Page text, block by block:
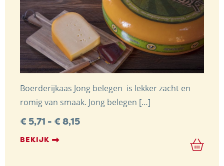
Boerderijkaas Jong belegen is lekker zacht en
romig van smaak. Jong belegen […]
€ 5,71 - €8,15Prijsklasse:
BEKIJK